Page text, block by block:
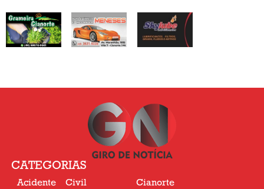
CATEGORIAS
Acidente Civil Cianorte